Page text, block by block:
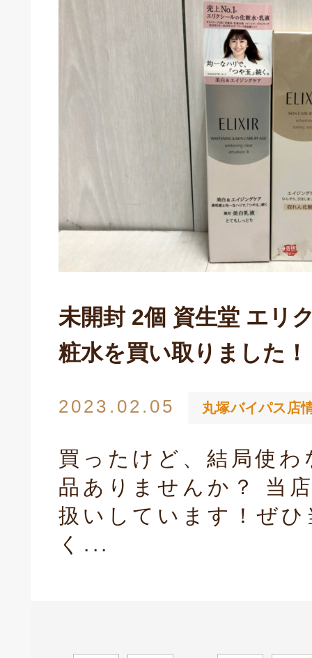
未開封 2個 資生堂 エリ
粧水を買い取りました！
2023.02.05 丸塚バイパス店
買ったけど、結局使
品ありませんか？ 当
扱いしています！ぜ
く...